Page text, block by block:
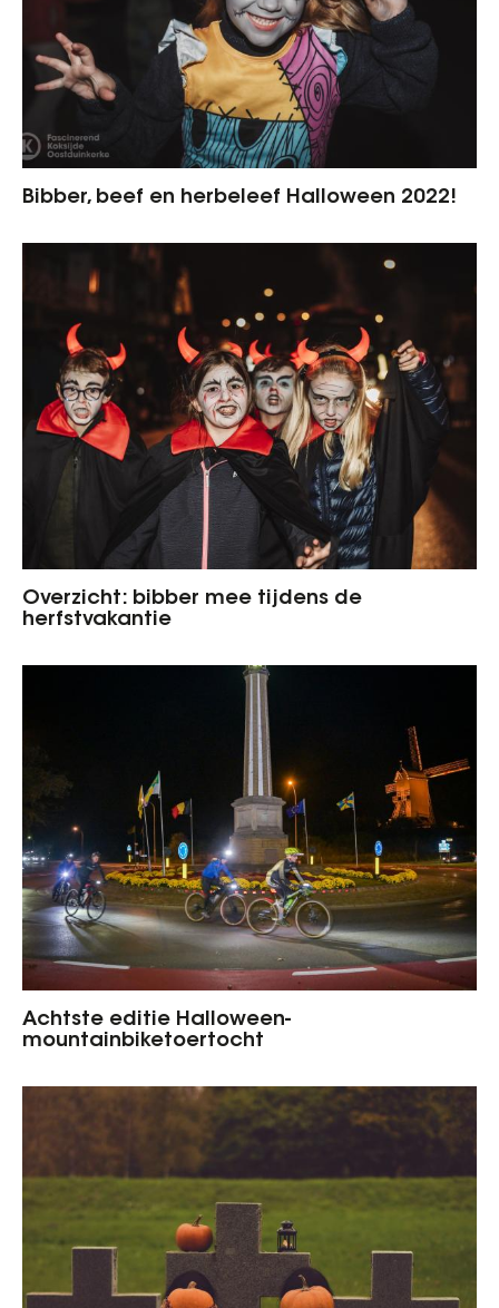
Bibber, beef en herbeleef Halloween 2022!
Overzicht: bibber mee tijdens de
herfstvakantie
Achtste editie Halloween-
mountainbiketoertocht